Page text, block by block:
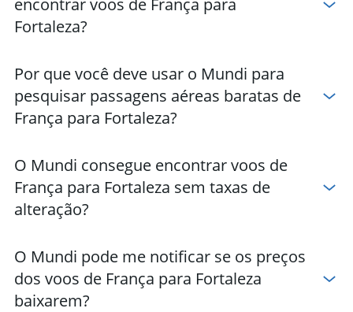
Hotéis em Caucaia
Hotéis em Camocim
Hotéis em Maracanaú
Hotéis em Paracuru
Fortaleza?
Por que você deve usar o Mundi para
pesquisar passagens aéreas baratas de
França para Fortaleza?
O Mundi consegue encontrar voos de
França para Fortaleza sem taxas de
alteração?
O Mundi pode me notificar se os preços
dos voos de França para Fortaleza
baixarem?